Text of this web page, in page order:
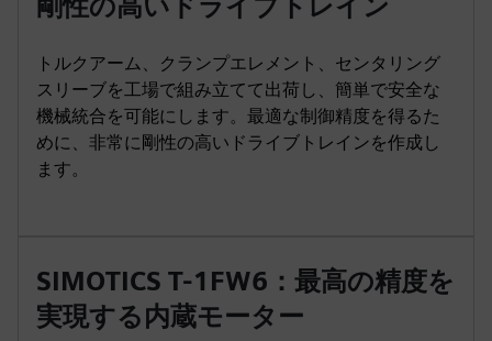
トルクアーム、クランプエレメント、センタリング
スリーブを工場で組み立てて出荷し、簡単で安全な
機械統合を可能にします。最適な制御精度を得るた
めに、非常に剛性の高いドライブトレインを作成し
ます。
SIMOTICS T-1FW6：最高の精度を
実現する内蔵モーター